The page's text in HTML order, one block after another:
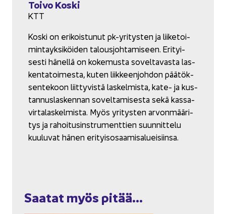
Toivo Koski
KTT
Koski on eri­kois­tu­nut pk-​yritysten ja lii­ke­toi­
min­tayk­si­köi­den ta­lous­joh­ta­mi­seen. Eri­tyi­
ses­ti hä­nel­lä on ko­ke­mus­ta so­vel­ta­vas­ta las­
ken­ta­toi­mes­ta, kuten liik­keen­joh­don pää­tök­
sen­te­koon liit­ty­vis­tä las­kel­mis­ta, kate- ja kus­
tan­nus­las­ken­nan so­vel­ta­mi­ses­ta sekä kas­sa­
vir­ta­las­kel­mis­ta. Myös yri­tys­ten ar­von­mää­ri­
tys ja ra­hoi­tusin­stru­ment­tien suun­nit­te­lu
kuu­lu­vat hänen eri­tyis­osaa­mi­sa­luei­siin­sa.
Saa­tat myös pitää...